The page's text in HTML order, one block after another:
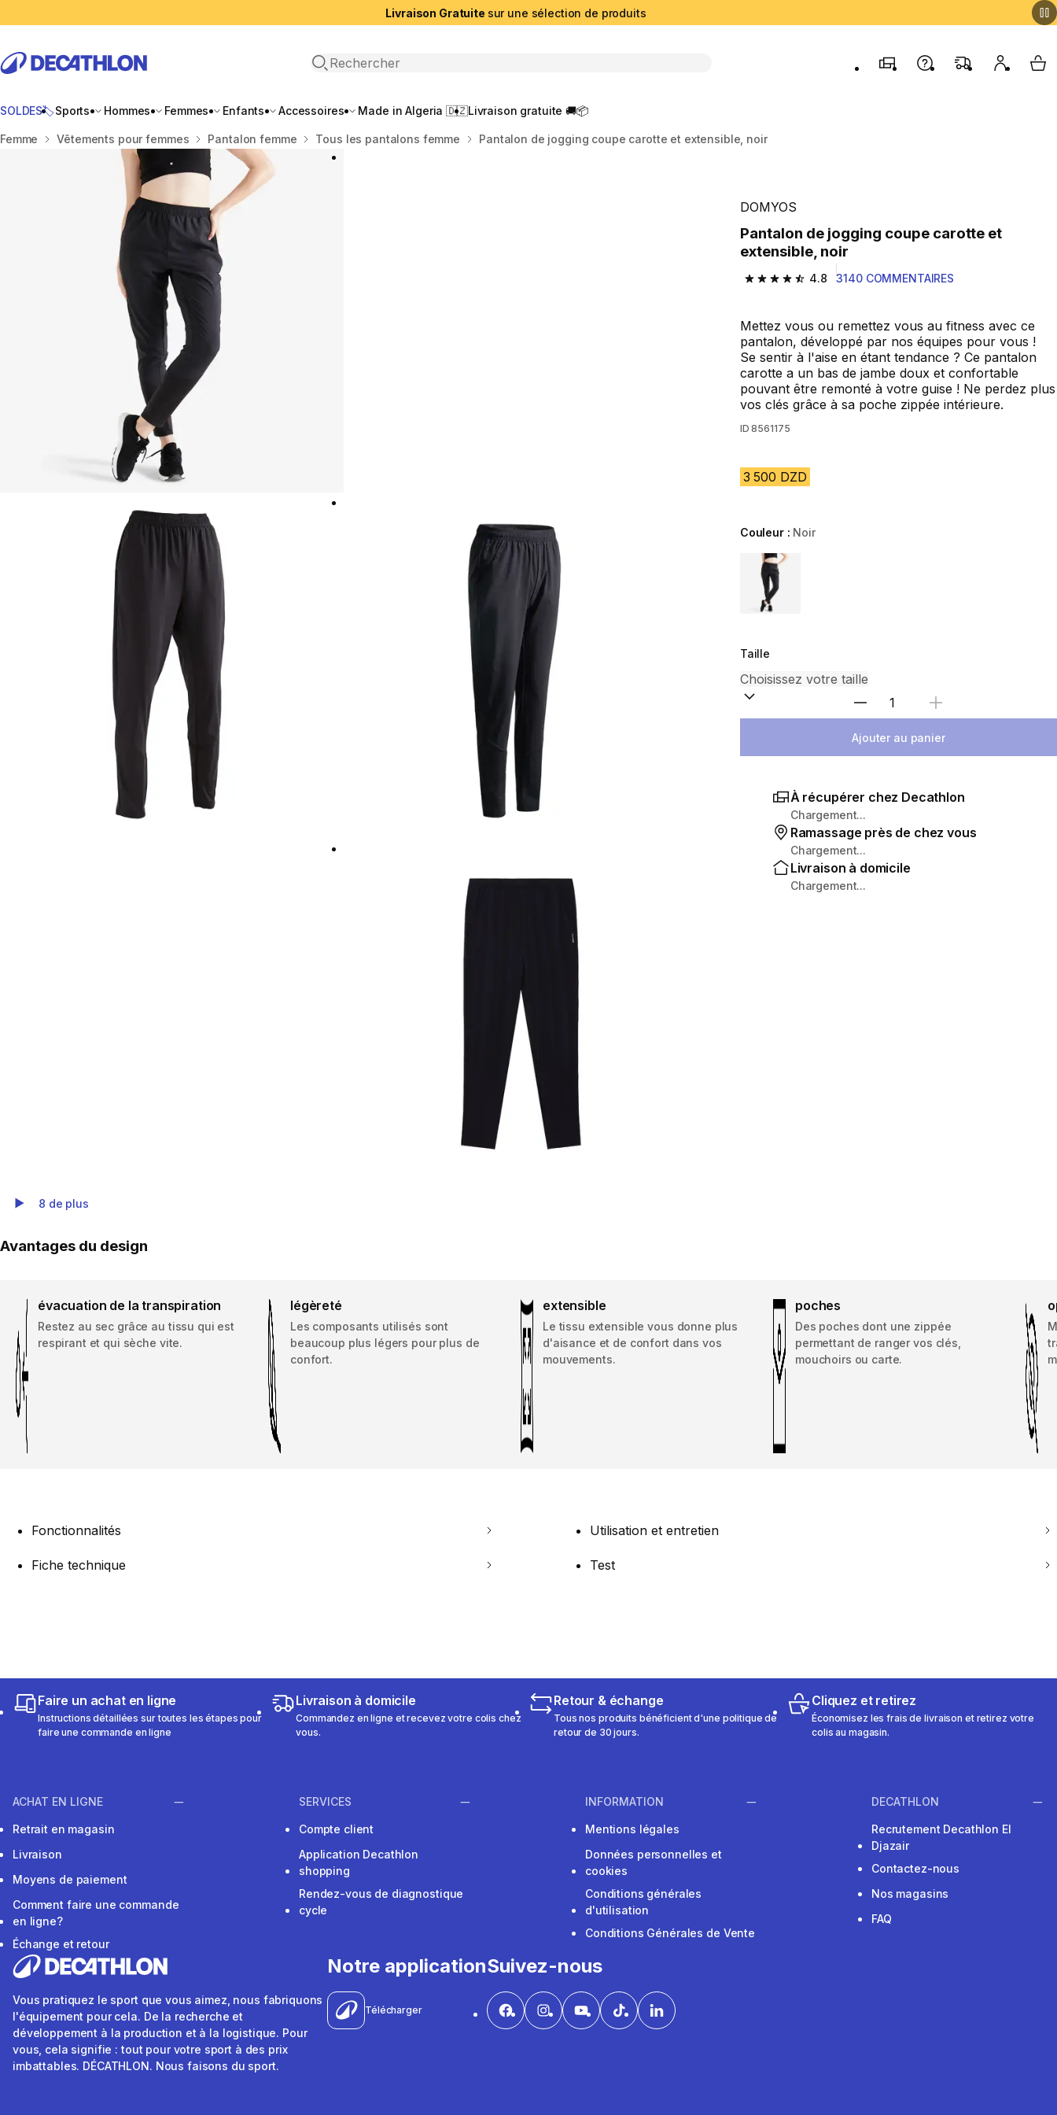
Livraison Gratuite sur une sélection de produits
Recherche ouverte
MagasinsContactez-nous
FAQ Mon My
SOLDES🏷️Sports Hommes Femmes Enfants Accessoires Made in Algeria 🇩🇿Livraison gratuite 🚚📦
Accueil
Femme Vêtements pour femmes Pantalon femme Tous les pantalons femme Pantalon de jogging coupe carotte et extensible, noir
Play Video
8 de plus
DOMYOS
Pantalon de jogging coupe carotte et
extensible, noir
4.8
4.8 out of 5 stars from 3140 reviews
3140 COMMENTAIRES
Mettez vous ou remettez vous au fitness avec ce
pantalon, développé par nos équipes pour vous !
Se sentir à l'aise en étant tendance ? Ce pantalon
carotte a un bas de jambe doux et confortable
pouvant être remonté à votre guise ! Ne perdez plus
vos clés grâce à sa poche zippée intérieure.
ID 8561175
3 500 DZD
Couleur : Noir
Choose a variant
Taille
Sélectionnez la quantité
Ajouter au panier
À récupérer chez Decathlon
Chargement...
Ramassage près de chez vous
Chargement...
Livraison à domicile
Chargement...
Avantages du design
évacuation de la transpiration
Restez au sec grâce au tissu qui est
respirant et qui sèche vite.
légèreté
Les composants utilisés sont
beaucoup plus légers pour plus de
confort.
extensible
Le tissu extensible vous donne plus
d'aisance et de confort dans vos
mouvements.
poches
Des poches dont une zippée
permettant de ranger vos clés,
mouchoirs ou carte.
Fonctionnalités Utilisation et entretien
Fiche technique Test
Faire un achat en ligne
Instructions détaillées sur toutes les étapes pour
faire une commande en ligne
Livraison à domicile
Commandez en ligne et recevez votre colis chez
vous.
Retour & échange
Tous nos produits bénéficient d'une politique de
retour de 30 jours.
Cliquez et retirez
Économisez les frais de livraison et retirez votre
colis au magasin.
ACHAT EN LIGNE
Retrait en magasin
Livraison
Moyens de paiement
Comment faire une commande
en ligne?
Échange et retour
SERVICES
Compte client
Application Decathlon
shopping
Rendez-vous de diagnostique
cycle
INFORMATION
Mentions légales
Données personnelles et
cookies
Conditions générales
d'utilisation
Conditions Générales de Vente
DECATHLON
Recrutement Decathlon El
Djazair
Contactez-nous
Nos magasins
FAQ
Vous pratiquez le sport que vous aimez, nous fabriquons
l'équipement pour cela. De la recherche et
développement à la production et à la logistique. Pour
vous, cela signifie : tout pour votre sport à des prix
imbattables. DÉCATHLON. Nous faisons du sport.
Notre application
Télécharger
Suivez-nous